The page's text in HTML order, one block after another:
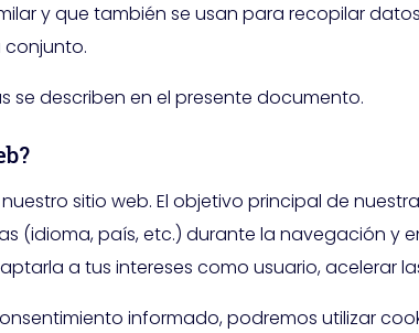
y que también se usan para recopilar
conjunto.
se describen en el presente documento.
sitio web. El objetivo principal de
(idioma, país, etc.) durante la navegación y
a tus intereses como usuario, acelerar
informado, podremos utilizar